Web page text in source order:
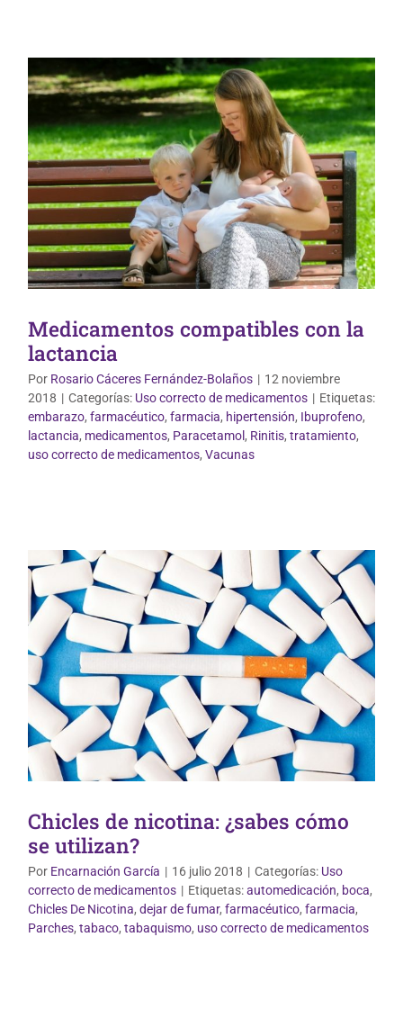
Medicamentos compatibles con la
lactancia
Por Rosario Cáceres Fernández-Bolaños | 12 noviembre
2018 | Categorías: Uso correcto de medicamentos | Etiquetas:
embarazo, farmacéutico, farmacia, hipertensión, Ibuprofeno,
lactancia, medicamentos, Paracetamol, Rinitis, tratamiento,
uso correcto de medicamentos, Vacunas
Uso correcto de medicamentos
Chicles de nicotina: ¿sabes cómo
se utilizan?
Por Encarnación García | 16 julio 2018 | Categorías: Uso
correcto de medicamentos | Etiquetas:automedicación, boca,
Chicles De Nicotina, dejar de fumar, farmacéutico, farmacia,
Parches, tabaco, tabaquismo, uso correcto de medicamentos
Uso correcto de medicamentos